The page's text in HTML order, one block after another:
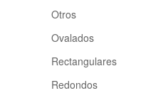
Otros
Ovalados
Rectangulares
Redondos